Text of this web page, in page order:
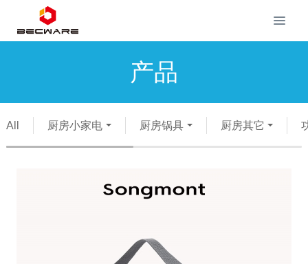
产品
All 厨房小家电 厨房锅具 厨房其它